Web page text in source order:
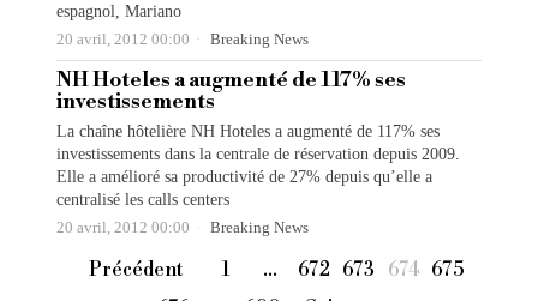
espagnol, Mariano
20 avril, 2012 00:00 Breaking News
NH Hoteles a augmenté de 117% ses
investissements
La chaîne hôtelière NH Hoteles a augmenté de 117% ses
investissements dans la centrale de réservation depuis 2009.
Elle a amélioré sa productivité de 27% depuis qu’elle a
centralisé les calls centers
20 avril, 2012 00:00 Breaking News
Précédent 1 … 672 673 674 675